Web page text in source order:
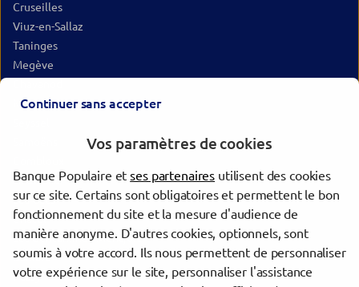
Cruseilles
Viuz-en-Sallaz
Taninges
Megève
Morzine
La Clusaz
Les Gets
Châtel
Les Contamines-Montjoie
Gaillard
Passy
Continuer sans accepter
Vos paramètres de cookies
Banque Populaire etses partenaires utilisent des cookies
sur ce site. Certains sont obligatoires et permettent le bon
fonctionnement du site et la mesure d'audience de
manière anonyme. D'autres cookies, optionnels, sont
soumis à votre accord. Ils nous permettent de personnaliser
votre expérience sur le site, personnaliser l'assistance